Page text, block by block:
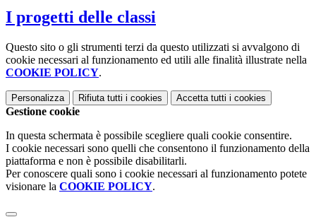
I progetti delle classi
Questo sito o gli strumenti terzi da questo utilizzati si avvalgono di
cookie necessari al funzionamento ed utili alle finalità illustrate nella
COOKIE POLICY.
Personalizza Rifiuta tutti i cookies Accetta tutti i cookies
Gestione cookie
In questa schermata è possibile scegliere quali cookie consentire.
I cookie necessari sono quelli che consentono il funzionamento della
piattaforma e non è possibile disabilitarli.
Per conoscere quali sono i cookie necessari al funzionamento potete
visionare la COOKIE POLICY.